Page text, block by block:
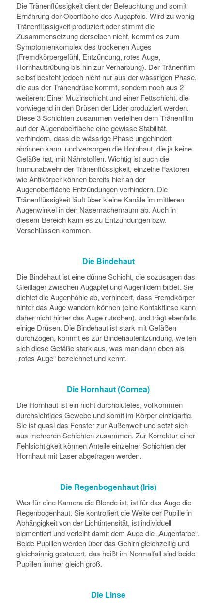
Die Tränenflüssigkeit dient der Befeuchtung und somit
Ernährung der Oberfläche des Augapfels. Wird zu wenig
Tränenflüssigkeit produziert oder stimmt die
Zusammensetzung derselben nicht, kommt es zum
Symptomenkomplex des trockenen Auges
(Fremdkörpergefühl, Entzündung, rotes Auge,
Hornhauttrübung bis hin zur Vernarbung). Der Tränenfilm
selbst besteht jedoch nicht nur aus der wässrigen Phase,
die aus der Tränendrüse kommt, sondern noch aus 2
weiteren: Einer Muzinschicht und einer Fettschicht, die
vorwiegend in den Drüsen der Lider produziert werden.
Diese 3 Schichten zusammen verleihen dem Tränenfilm
auf der Augenoberfläche eine gewisse Stabilität,
verhindern, dass die wässrige Phase ungehindert
abrinnen kann, und versorgen die Hornhaut, die ja keine
Gefäße hat, mit Nährstoffen. Wichtig ist auch die
Immunabwehr der Tränenflüssigkeit, einzelne Faktoren
wie Antikörper können bereits hier an der
Augenoberfläche Entzündungen verhindern. Die
Tränenflüssigkeit läuft über kleine Kanäle im mittleren
Augenwinkel in den Nasenrachenraum ab. Auch in
diesem Bereich kann es zu Entzündungen bzw.
Verschlüssen kommen.
Die Bindehaut
Die Bindehaut ist eine dünne Schicht, die sozusagen das
Gleitlager zwischen Augapfel und Augenlidern bildet. Sie
dichtet die Augenhöhle ab, verhindert, dass Fremdkörper
hinter das Auge wandern können (eine Kontaktlinse kann
daher nicht hinter das Auge rutschen), und trägt ebenfalls
einige Drüsen. Die Bindehaut ist stark mit Gefäßen
durchzogen, kommt es zur Bindehautentzündung, weiten
sich diese Gefäße stark aus, was man dann eben als
„rotes Auge“ bezeichnet und kennt.
Die Hornhaut (Cornea)
Die Hornhaut ist ein nicht durchblutetes, vollkommen
durchsichtiges Gewebe und somit im Körper einzigartig.
Sie ist quasi das Fenster zur Außenwelt und setzt sich
aus mehreren Schichten zusammen. Zur Korrektur einer
Fehlsichtigkeit können Anteile einzelner Schichten der
Hornhaut mit Laser abgetragen werden.
Die Regenbogenhaut (Iris)
Was für eine Kamera die Blende ist, ist für das Auge die
Regenbogenhaut. Sie kontrolliert die Weite der Pupille in
Abhängigkeit von der Lichtintensität, ist individuell
pigmentiert und verleiht damit dem Auge die „Augenfarbe“.
Beide Pupillen werden über das Gehirn gleichzeitig und
gleichsinnig gesteuert, das heißt im Normalfall sind beide
Pupillen immer gleich groß.
Die Linse